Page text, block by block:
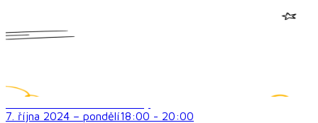
7. října 2024 – pondělí18:00 - 20:00